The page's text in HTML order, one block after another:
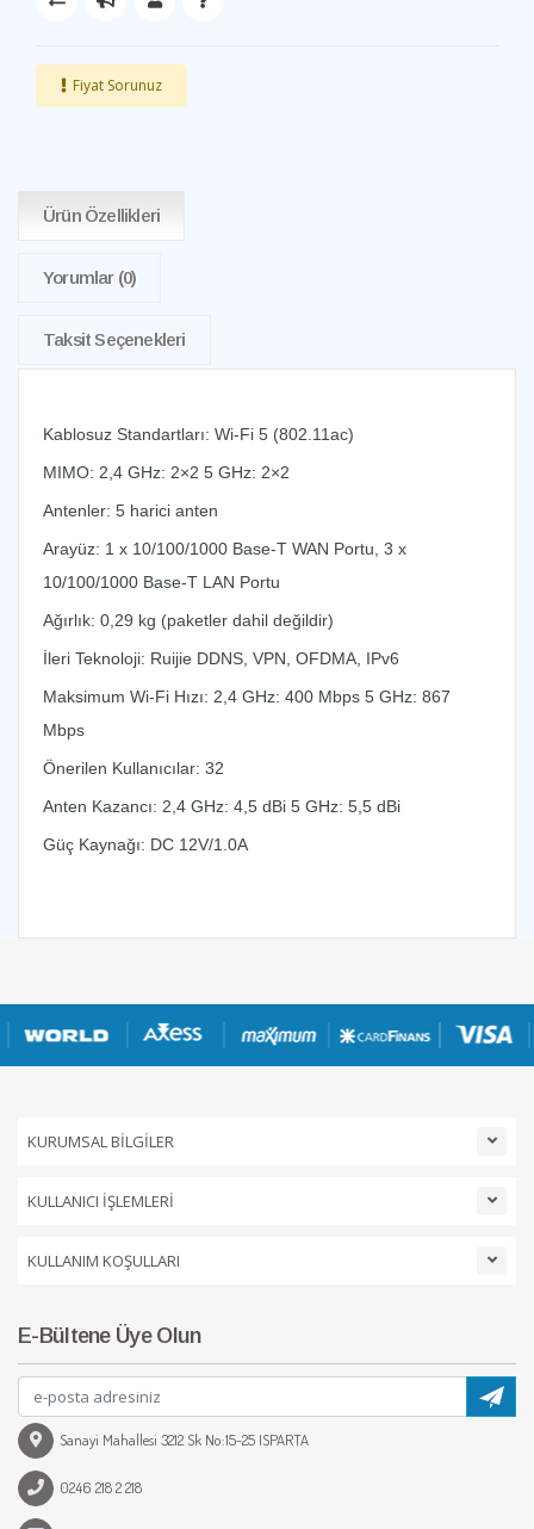
Fiyat Sorunuz
Ürün Özellikleri
Yorumlar (0)
Taksit Seçenekleri
Kablosuz Standartları: Wi-Fi 5 (802.11ac)
MIMO: 2,4 GHz: 2×2 5 GHz: 2×2
Antenler: 5 harici anten
Arayüz: 1 x 10/100/1000 Base-T WAN Portu, 3 x
10/100/1000 Base-T LAN Portu
Ağırlık: 0,29 kg (paketler dahil değildir)
İleri Teknoloji: Ruijie DDNS, VPN, OFDMA, IPv6
Maksimum Wi-Fi Hızı: 2,4 GHz: 400 Mbps 5 GHz: 867
Mbps
Önerilen Kullanıcılar: 32
Anten Kazancı: 2,4 GHz: 4,5 dBi 5 GHz: 5,5 dBi
Güç Kaynağı: DC 12V/1.0A
KURUMSAL BİLGİLER
KULLANICI İŞLEMLERİ
KULLANIM KOŞULLARI
E-Bültene Üye Olun
Sanayi Mahallesi 3212 Sk No:15-25 ISPARTA
0246 218 2 218